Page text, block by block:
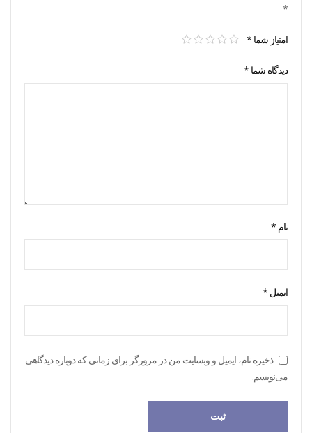
*
امتیاز شما *
دیدگاه شما *
نام *
ایمیل *
ذخیره نام، ایمیل و وبسایت من در مرورگر برای زمانی که دوباره دیدگاهی
می‌نویسم.